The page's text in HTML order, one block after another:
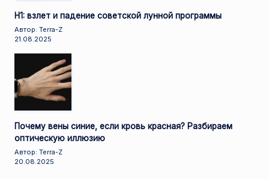
Н1: взлет и падение советской лунной программы
Автор: Terra-Z
21.08.2025
Почему вены синие, если кровь красная? Разбираем
оптическую иллюзию
Автор: Terra-Z
20.08.2025